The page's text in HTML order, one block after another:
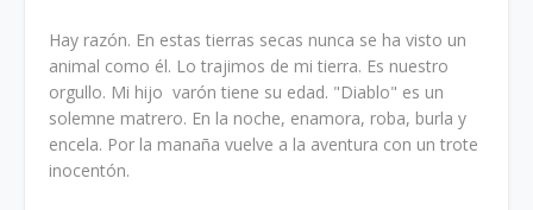
Hay razón. En estas tierras secas nunca se ha visto un
animal como él. Lo trajimos de mi tierra. Es nuestro
orgullo. Mi hijo varón tiene su edad. "Diablo" es un
solemne matrero. En la noche, enamora, roba, burla y
encela. Por la manaña vuelve a la aventura con un trote
inocentón.